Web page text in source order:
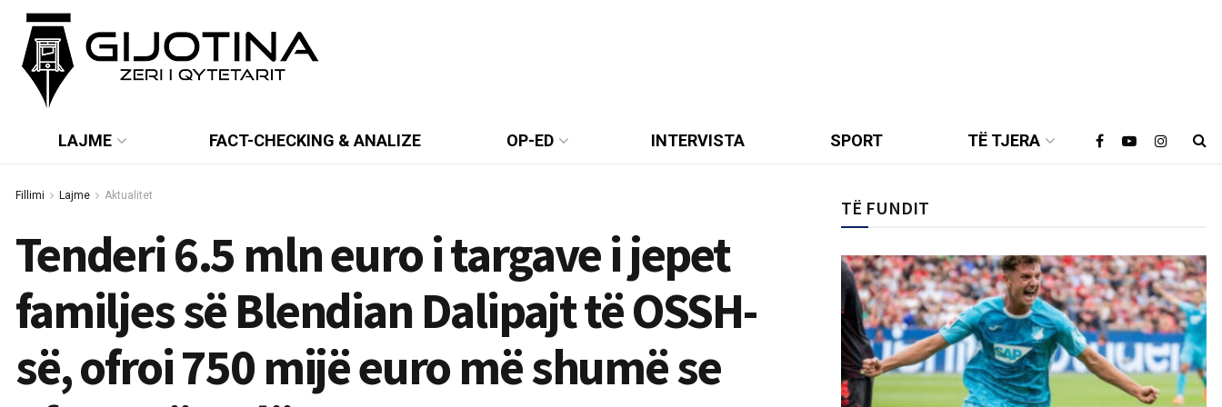
LAJME FACT-CHECKING & ANALIZE OP-ED INTERVISTA SPORT TË TJERA
Fillimi Lajme Aktualitet
Tenderi 6.5 mln euro i targave i jepet
familjes së Blendian Dalipajt të OSSH-
së, ofroi 750 mijë euro më shumë se
TË FUNDIT